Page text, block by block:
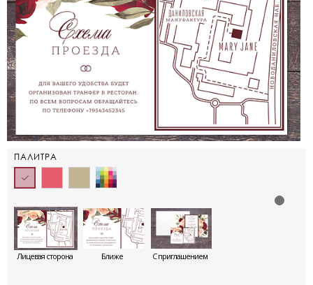
ПАЛИТРА
Лицевая сторона Ближе С приглашением